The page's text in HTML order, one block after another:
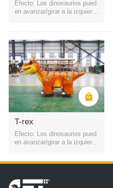
Efecto: Los dinosaurios pued
en avanzar/girar a la izquierd
QR o control remoto. Cuatro f
aros
T-rex
Efecto: Los dinosaurios pued
en avanzar/girar a la izquierd
aros